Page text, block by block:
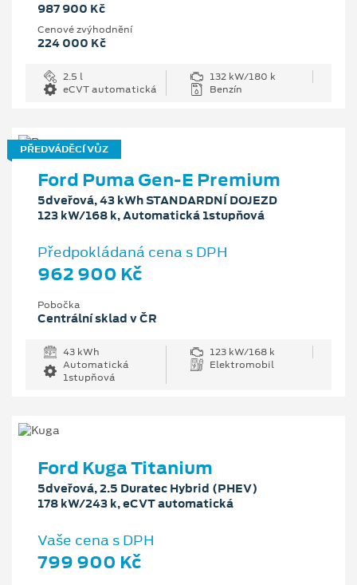
987 900 Kč
Cenové zvýhodnění
224 000 Kč
2.5 l
132 kW/180 k
eCVT automatická
Benzín
PŘEDVÁDĚCÍ VŮZ
Ford Puma Gen-E Premium
5dveřová, 43 kWh STANDARDNÍ DOJEZD
123 kW/168 k, Automatická 1stupňová
Předpokládaná cena s DPH
962 900 Kč
Pobočka
Centrální sklad v ČR
43 kWh
123 kW/168 k
Automatická
1stupňová
Elektromobil
Ford Kuga Titanium
5dveřová, 2.5 Duratec Hybrid (PHEV)
178 kW/243 k, eCVT automatická
Vaše cena s DPH
799 900 Kč